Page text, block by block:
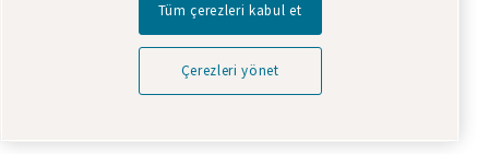
Atlas Copco Group'un geleceği dönüştüren teknolojiyi
nasıl sağladığını keşfedin.
Atlas Copco Group web sitesini ziyaret edin
Tüm çerezleri kabul et
Çerezleri yönet